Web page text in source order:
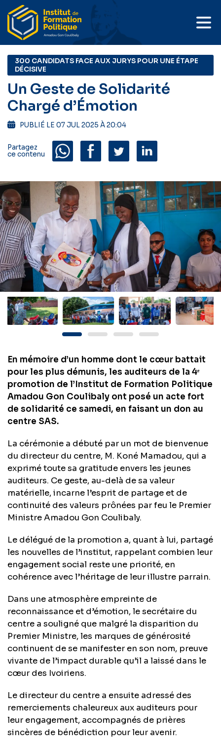
300 CANDIDATS FACE AUX JURYS POUR UNE ÉTAPE
DÉCISIVE
Un Geste de Solidarité
Chargé d’Émotion
PUBLIÉ LE 07 JUL 2025 À 20:04
Partagez
ce contenu
En mémoire d’un homme dont le cœur battait
pour les plus démunis, les auditeurs de la 4ᵉ
promotion de l’Institut de Formation Politique
Amadou Gon Coulibaly ont posé un acte fort
de solidarité ce samedi, en faisant un don au
centre SAS.
La cérémonie a débuté par un mot de bienvenue
du directeur du centre, M. Koné Mamadou, qui a
exprimé toute sa gratitude envers les jeunes
auditeurs. Ce geste, au-delà de sa valeur
matérielle, incarne l’esprit de partage et de
continuité des valeurs prônées par feu le Premier
Ministre Amadou Gon Coulibaly.
Le délégué de la promotion a, quant à lui, partagé
les nouvelles de l’institut, rappelant combien leur
engagement social reste une priorité, en
cohérence avec l’héritage de leur illustre parrain.
Dans une atmosphère empreinte de
reconnaissance et d’émotion, le secrétaire du
centre a souligné que malgré la disparition du
Premier Ministre, les marques de générosité
continuent de se manifester en son nom, preuve
vivante de l’impact durable qu’il a laissé dans le
cœur des Ivoiriens.
Le directeur du centre a ensuite adressé des
remerciements chaleureux aux auditeurs pour
leur engagement, accompagnés de prières
sincères de bénédiction pour leur avenir.